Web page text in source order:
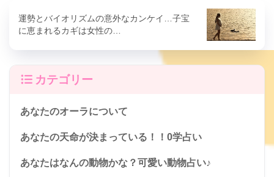
運勢とバイオリズムの意外なカンケイ…子宝
に恵まれるカギは女性の…
カテゴリー
あなたのオーラについて
あなたの天命が決まっている！！0学占い
あなたはなんの動物かな？可愛い動物占い♪